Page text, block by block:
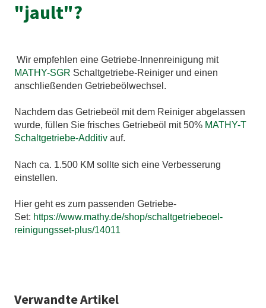
"jault"?
Wir empfehlen eine Getriebe-Innenreinigung mit
MATHY-SGR Schaltgetriebe-Reiniger und einen
anschließenden Getriebeölwechsel.
Nachdem das Getriebeöl mit dem Reiniger abgelassen
wurde, füllen Sie frisches Getriebeöl mit 50% MATHY-T
Schaltgetriebe-Additiv auf.
Nach ca. 1.500 KM sollte sich eine Verbesserung
einstellen.
Hier geht es zum passenden Getriebe-
Set: https://www.mathy.de/shop/schaltgetriebeoel-
reinigungsset-plus/14011
Verwandte Artikel